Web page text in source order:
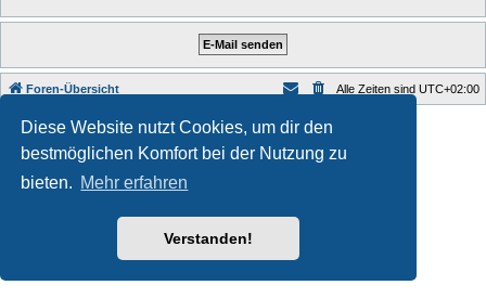
Diese Website nutzt Cookies, um dir den
bestmöglichen Komfort bei der Nutzung zu
bieten. Mehr erfahren
Verstanden!
Foren-Übersicht Alle Zeiten sind UTC+02:00
Style developer byZuma Portal,
Powered byphpBB ® Forum Software © phpBB Limited
Deutsche Übersetzung durchphpBB.de
Datenschutz